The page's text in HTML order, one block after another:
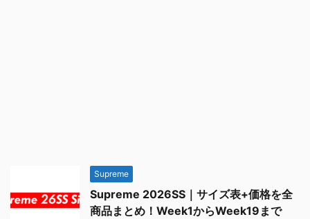
Supreme
Supreme 2026SS｜サイズ表+価格を全
商品まとめ！Week1からWeek19まで